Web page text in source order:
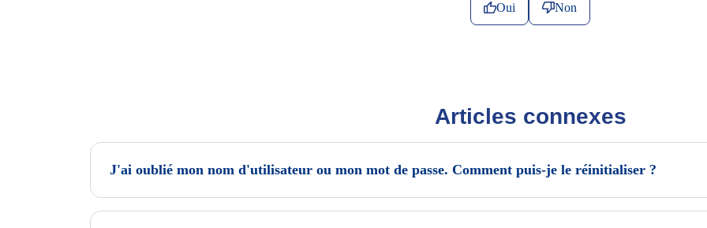
Oui Non
Articles connexes
J'ai oublié mon nom d'utilisateur ou mon mot de passe. Comment puis-je le réinitialiser ?